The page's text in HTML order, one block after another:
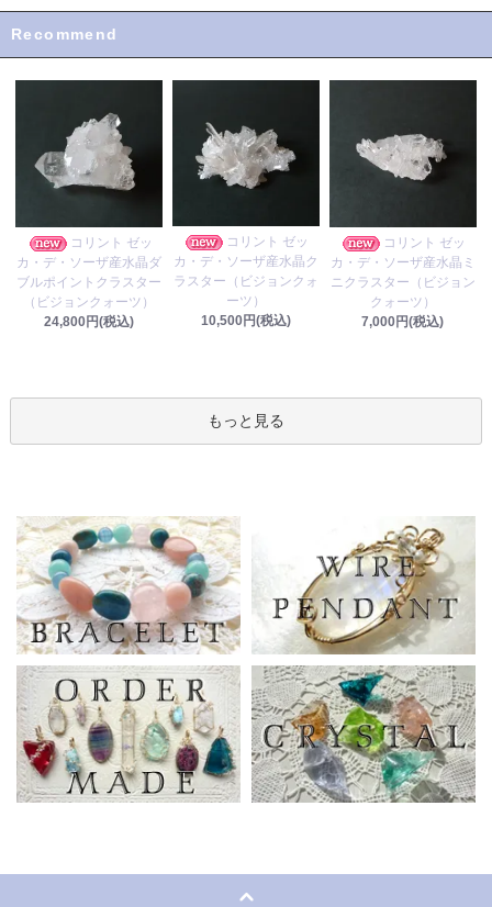
Recommend
コリント ゼッ
カ・デ・ソーザ産水晶ダ
ブルポイントクラスター
（ビジョンクォーツ）
24,800円(税込)
コリント ゼッ
カ・デ・ソーザ産水晶ク
ラスター（ビジョンクォ
ーツ）
10,500円(税込)
コリント ゼッ
カ・デ・ソーザ産水晶ミ
ニクラスター（ビジョン
クォーツ）
7,000円(税込)
もっと見る